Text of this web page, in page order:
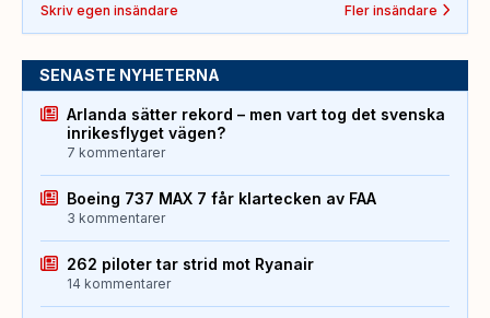
Skriv egen insändare Fler insändare
SENASTE NYHETERNA
Arlanda sätter rekord – men vart tog det svenska
inrikesflyget vägen?
7 kommentarer
Boeing 737 MAX 7 får klartecken av FAA
3 kommentarer
262 piloter tar strid mot Ryanair
14 kommentarer